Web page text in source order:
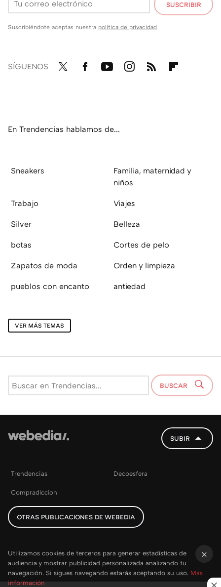
SUSCRIBIR
Suscribiéndote aceptas nuestra política de privacidad
SÍGUENOS
En Trendencias hablamos de...
Sneakers
Familia, maternidad y
niños
Trabajo Viajes
Silver Belleza
botas Cortes de pelo
Zapatos de moda Orden y limpieza
pueblos con encanto antiedad
VER MÁS TEMAS
BUSCAR
SUBIR
Trendencias Decoesfera
Compradiccion
OTRAS PUBLICACIONES DE WEBEDIA
Utilizamos cookies de terceros para generar estadísticas de
audiencia y mostrar publicidad personalizada analizando tu
navegación. Si sigues navegando estarás aceptando su uso. Más
información